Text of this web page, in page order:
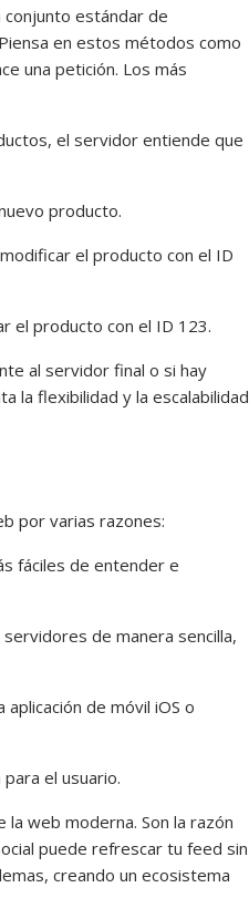
conjunto estándar de
en estos métodos como
una petición. Los más
el servidor entiende que
producto.
el producto con el ID
el producto con el ID 123.
al servidor final o si hay
la flexibilidad y la escalabilidad
por varias razones:
fáciles de entender e
de manera sencilla,
de móvil iOS o
el usuario.
la web moderna. Son la razón
puede refrescar tu feed sin
creando un ecosistema